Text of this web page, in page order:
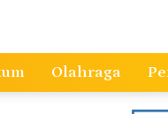
Olahraga